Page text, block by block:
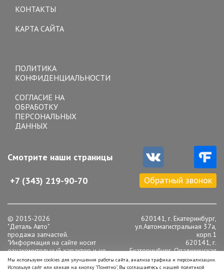
КОНТАКТЫ
КАРТА САЙТА
ПОЛИТИКА
КОНФИДЕНЦИАЛЬНОСТИ
СОГЛАСИЕ НА
ОБРАБОТКУ
ПЕРСОНАЛЬНЫХ
ДАННЫХ
Смотрите наши страницы
+7 (343) 219-90-70 Обратный звонок
© 2015-2026
"Деталь Авто"
продажа запчастей.
"Информация на сайте носит
ознакомительный характер и не
является публичной офертой,
определяемой положениями статьи
620141, г. Екатеринбург,
ул.Автомагистральная 37а,
корп.1
620141, г.
Екатеринбург, Опалихинская
16
Телефон: +7 (343) 219-90-
Мы используем cookies для улучшения работы сайта, анализа трафика и персонализации.
Используя сайт или кликая на кнопку "Понятно", Вы соглашаетесь с нашей политикой